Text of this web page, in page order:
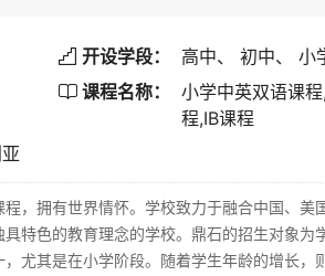
 开设学段： 高中、 初中、 小
 课程名称：
小学中英双语课
程,IB课程
，拥有世界情怀。学校致力于融合中国、美
特色的教育理念的学校。鼎石的招生对象为
尤其是在小学阶段。随着学生年龄的增长，